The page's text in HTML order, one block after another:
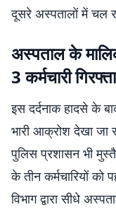
दूसरे अस्पतालों में चल
अस्पताल के
3 कर्मचारी
इस दर्दनाक हादसे के
भारी आक्रोश देखा जा
पुलिस प्रशासन भी
के तीन कर्मचारियों को
विभाग द्वारा सीधे